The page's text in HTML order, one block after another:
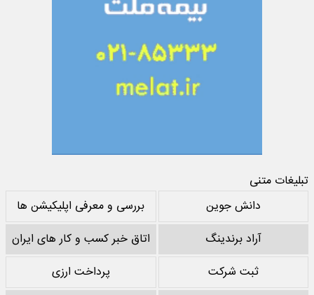
تبلیغات متنی
دانش جوین
بررسی و معرفی اپلیکیشن ها
آراد برندینگ
اتاق خبر کسب و کار های ایران
ثبت شرکت
پرداخت ارزی